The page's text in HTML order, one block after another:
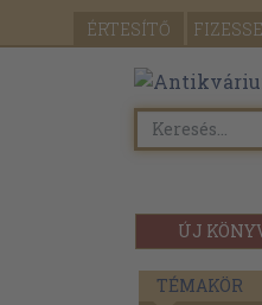
ÉRTESÍTŐ
ÚJ
TÉMAKÖR